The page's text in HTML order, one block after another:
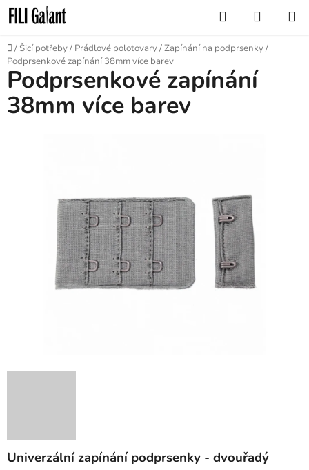
Přejít
na
obsah
Hledat
KOŠÍK
Domů
/Šicí potřeby/ Prádlové polotovary/Zapínání na podprsenky/
Podprsenkové zapínání 38mm více barev
Univerzální zapínání podprsenky - dvouřadý
Podprsenkové zapínání
38mm více barev